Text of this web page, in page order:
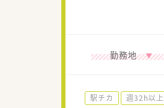
勤務地
駅チカ 週32h以上